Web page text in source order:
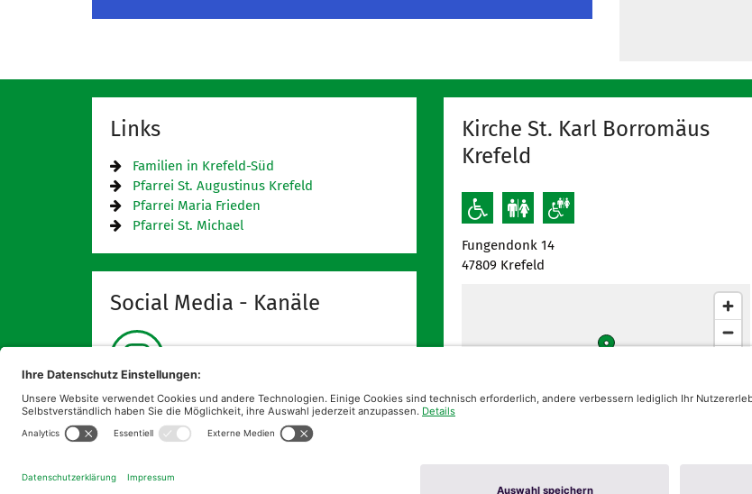
Links
Familien in Krefeld-Süd
Pfarrei St. Augustinus Krefeld
Pfarrei Maria Frieden
Pfarrei St. Michael
Social Media - Kanäle
Kirche St. Karl Borromäus
Krefeld
Fungendonk 14
47809 Krefeld